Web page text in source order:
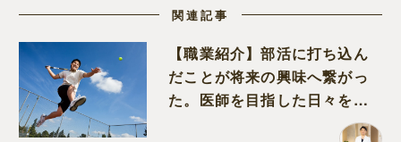
関連記事
【職業紹介】部活に打ち込ん
だことが将来の興味へ繋がっ
た。医師を目指した日々を振